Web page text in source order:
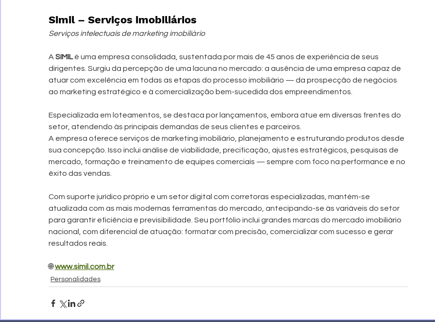
Simil – Serviços imobiliários
Serviços intelectuais de marketing imobiliário
A SIMIL é uma empresa consolidada, sustentada por mais de 45 anos de experiência de seus
dirigentes. Surgiu da percepção de uma lacuna no mercado: a ausência de uma empresa capaz de
atuar com excelência em todas as etapas do processo imobiliário — da prospecção de negócios
ao marketing estratégico e à comercialização bem-sucedida dos empreendimentos.
Especializada em loteamentos, se destaca por lançamentos, embora atue em diversas frentes do
setor, atendendo às principais demandas de seus clientes e parceiros.
A empresa oferece serviços de marketing imobiliário, planejamento e estruturando produtos desde
sua concepção. Isso inclui análise de viabilidade, precificação, ajustes estratégicos, pesquisas de
mercado, formação e treinamento de equipes comerciais — sempre com foco na performance e no
êxito das vendas.
Com suporte jurídico próprio e um setor digital com corretoras especializadas, mantém-se
atualizada com as mais modernas ferramentas do mercado, antecipando-se às variáveis do setor
para garantir eficiência e previsibilidade. Seu portfólio inclui grandes marcas do mercado imobiliário
nacional, com diferencial de atuação: formatar com precisão, comercializar com sucesso e gerar
resultados reais.
🌐 www.simil.com.br
Personalidades